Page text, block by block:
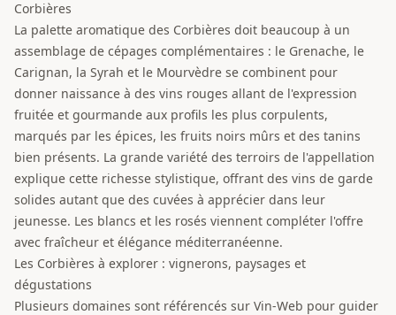
Corbières
La palette aromatique des Corbières doit beaucoup à un
assemblage de cépages complémentaires : le Grenache, le
Carignan, la Syrah et le Mourvèdre se combinent pour
donner naissance à des vins rouges allant de l'expression
fruitée et gourmande aux profils les plus corpulents,
marqués par les épices, les fruits noirs mûrs et des tanins
bien présents. La grande variété des terroirs de l'appellation
explique cette richesse stylistique, offrant des vins de garde
solides autant que des cuvées à apprécier dans leur
jeunesse. Les blancs et les rosés viennent compléter l'offre
avec fraîcheur et élégance méditerranéenne.
Les Corbières à explorer : vignerons, paysages et
dégustations
Plusieurs domaines sont référencés sur Vin-Web pour guider